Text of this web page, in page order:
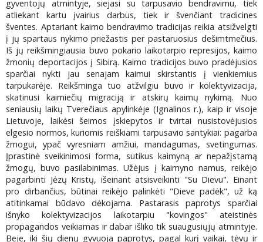
gyventojų atmintyje, siejasi su tarpusavio bendravimu, tiek
atliekant kartu įvairius darbus, tiek ir švenčiant tradicines
šventes. Aptariant kaimo bendravimo tradicijas reikia atsižvelgti
į jų spartaus nykimo priežastis per pastaruosius dešimtmečius.
Iš jų reikšmingiausia buvo pokario laikotarpio represijos, kaimo
žmonių deportacijos į Sibirą. Kaimo tradicijos buvo pradėjusios
sparčiai nykti jau senajam kaimui skirstantis į vienkiemius
tarpukarėje. Reikšminga tuo atžvilgiu buvo ir kolektyvizacija,
skatinusi kaimiečių migraciją ir atskirų kaimų nykimą. Nuo
seniausių laikų Tverečiaus apylinkėje (Ignalinos r.), kaip ir visoje
Lietuvoje, laikėsi šeimos įskiepytos ir tvirtai nusistovėjusios
elgesio normos, kuriomis reiškiami tarpusavio santykiai: pagarba
žmogui, ypač vyresniam amžiui, mandagumas, svetingumas.
Įprastinė sveikinimosi forma, sutikus kaimyną ar nepažįstamą
žmogų, buvo pasilabinimas. Užėjus į kaimyno namus, reikėjo
pagarbinti Jėzų Kristų, išeinant atsisveikinti "Su Dievu". Einant
pro dirbančius, būtinai reikėjo palinkėti "Dieve padėk", už ką
atitinkamai būdavo dėkojama. Pastarasis paprotys sparčiai
išnyko kolektyvizacijos laikotarpiu "kovingos" ateistinės
propagandos veikiamas ir dabar išliko tik suaugusiųjų atmintyje.
Beje, iki šių dienų gyvuoja paprotys, pagal kurį vaikai, tėvų ir